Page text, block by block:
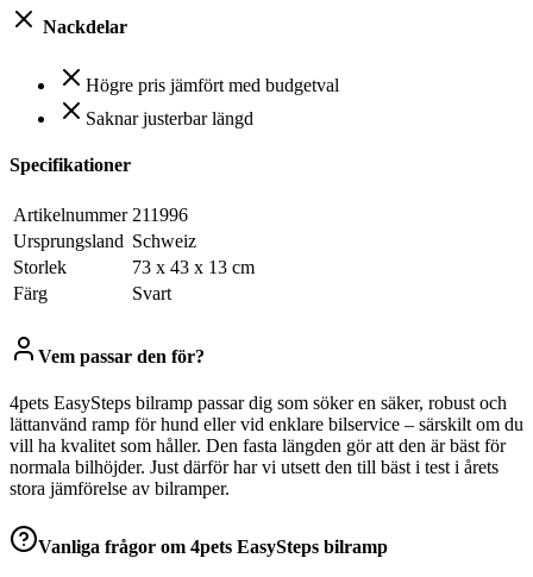
Nackdelar
Högre pris jämfört med budgetval
Saknar justerbar längd
Specifikationer
Artikelnummer 211996
Ursprungsland Schweiz
Storlek
73 x 43 x 13 cm
Färg
Svart
Vem passar den för?
4pets EasySteps bilramp passar dig som söker en säker, robust och
lättanvänd ramp för hund eller vid enklare bilservice – särskilt om du
vill ha kvalitet som håller. Den fasta längden gör att den är bäst för
normala bilhöjder. Just därför har vi utsett den till bäst i test i årets
stora jämförelse av bilramper.
Vanliga frågor om 4pets EasySteps bilramp